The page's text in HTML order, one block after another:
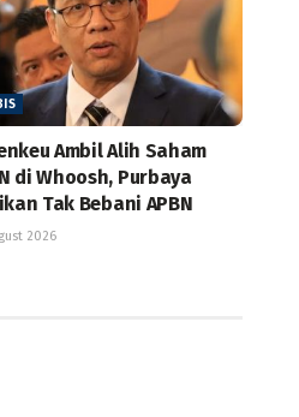
Ambil Alih Saham
di Whoosh, Purbaya
Tak Bebani APBN
2026